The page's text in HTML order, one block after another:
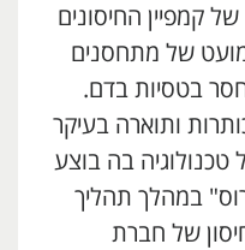
קמפיין החיסונים
מועט של מתחסנים
בטסיות בדם.
ותוארה בעיקר
טכנולוגיה בה בוצע
במהלך תהליך
של חברת